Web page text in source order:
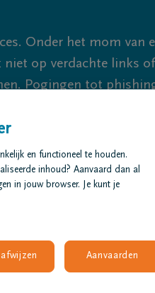
Onder het mom van
niet op verdachte links
Pogingen tot
We zijn er voor
en functioneel te houden.
inhoud? Aanvaard dan al
in jouw browser. Je kunt je
Aanvaarden